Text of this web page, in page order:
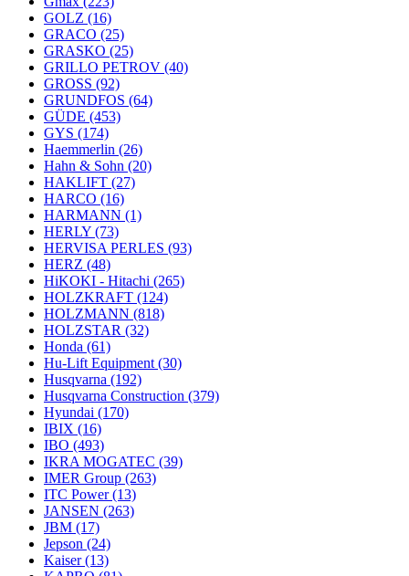
GOLZ (16)
GRACO (25)
GRASKO (25)
GRILLO PETROV (40)
GROSS (92)
GRUNDFOS (64)
GÜDE (453)
GYS (174)
Haemmerlin (26)
Hahn & Sohn (20)
HAKLIFT (27)
HARCO (16)
HARMANN (1)
HERLY (73)
HERVISA PERLES (93)
HERZ (48)
HiKOKI - Hitachi (265)
HOLZKRAFT (124)
HOLZMANN (818)
HOLZSTAR (32)
Honda (61)
Hu-Lift Equipment (30)
Husqvarna (192)
Husqvarna Construction (379)
Hyundai (170)
IBIX (16)
IBO (493)
IKRA MOGATEC (39)
IMER Group (263)
ITC Power(13)
JANSEN (263)
JBM (17)
Jepson (24)
Kaiser(13)